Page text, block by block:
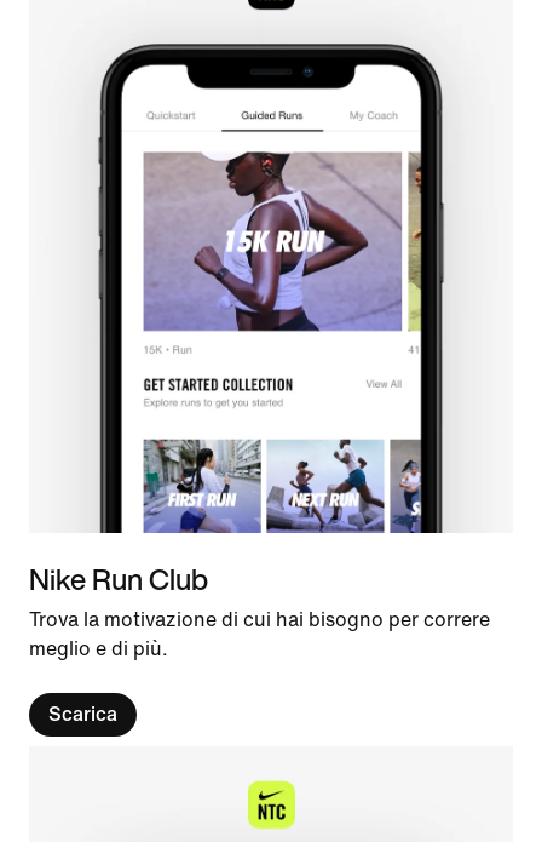
Nike Run Club
Trova la motivazione di cui hai bisogno per correre
meglio e di più.
Scarica